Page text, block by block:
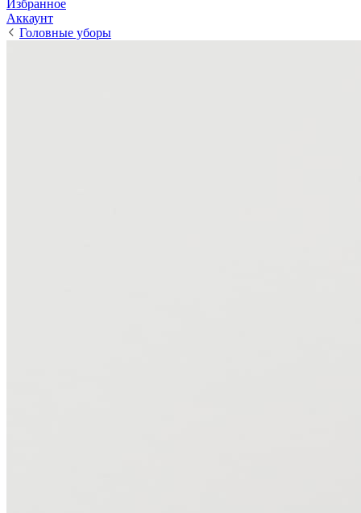
Избранное
Аккаунт
Головные уборы